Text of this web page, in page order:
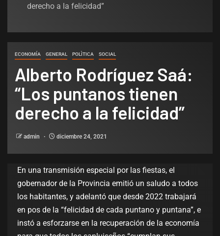
derecho a la felicidad”
ECONOMÍA GENERAL POLÌTICA SOCIAL
Alberto Rodríguez Saá:
“Los puntanos tienen
derecho a la felicidad”
admin diciembre 24, 2021
En una transmisión especial por las fiestas, el
gobernador de la Provincia emitió un saludo a todos
los habitantes, y adelantó que desde 2022 trabajará
en pos de la “felicidad de cada puntano y puntana”, e
instó a esforzarse en la recuperación de la economía